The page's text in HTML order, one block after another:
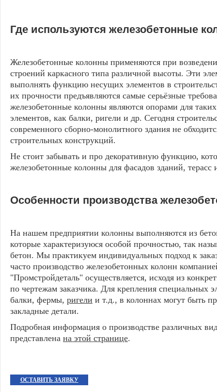
Где используются железобетонные
Железобетонные колонны применяются при
строений каркасного типа различной высоты. Эти
выполнять функцию несущих элементов в
их прочности предъявляются самые серьёзные
железобетонные колонны являются опорами для
элементов, как балки, ригели и др. Сегодня
современного сборно-монолитного здания не
строительных конструкций.
Не стоит забывать и про декоративную функцию,
железобетонные колонны для фасадов зданий, терасс
Особенности производства
На нашем предприятии колонны выполняются из
которые характеризуюся особой прочностью, так
бетон. Мы практикуем индивидуальных подход к
часто производство железобетонных колонн
"Промстройдеталь" осуществляется, исходя из
по чертежам заказчика. Для крепления специальных
балки, фермы, ригели и т.д., в колоннах могут быть
закладные детали.
Подробная информация о производстве различных
представлена на этой странице.
ОСТАВИТЬ ЗАЯВКУ